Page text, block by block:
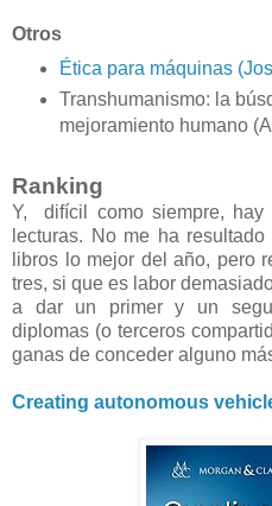
Otros
Ética para máquinas
Transhumanismo: la
mejoramiento humano
Ranking
Y, difícil como siempre, hay
lecturas. No me ha
libros lo mejor del año, pero
tres, si que es labor
a dar un primer y un
diplomas (o terceros
ganas de conceder alguno
Creating autonomous